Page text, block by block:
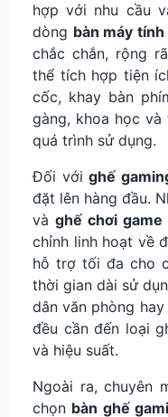
hợp với nhu cầu
dòng bàn máy
chắc chắn, rộng
thể tích hợp tiện
cốc, khay bàn
gàng, khoa học
quá trình sử dụng.
Đối vớighế
đặt lên hàng đầu.
và ghế chơi game
chỉnh linh hoạt về
hỗ trợ tối đa cho
thời gian dài sử
dân văn phòng
đều cần đến loại
và hiệu suất.
Ngoài ra, chuyên
chọn bàn ghế